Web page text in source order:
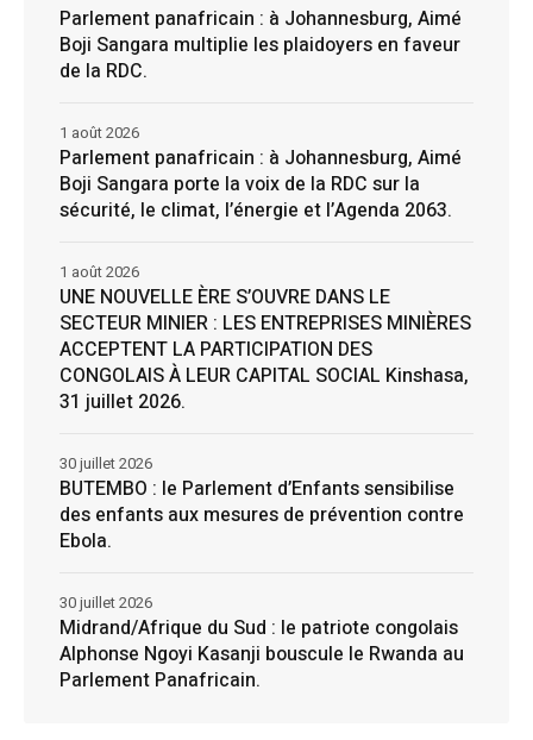
Parlement panafricain : à Johannesburg, Aimé
Boji Sangara multiplie les plaidoyers en faveur
de la RDC.
Parlement panafricain : à Johannesburg, Aimé
Boji Sangara porte la voix de la RDC sur la
sécurité, le climat, l’énergie et l’Agenda 2063.
1 août 2026
UNE NOUVELLE ÈRE S’OUVRE DANS LE
SECTEUR MINIER : LES ENTREPRISES MINIÈRES
ACCEPTENT LA PARTICIPATION DES
CONGOLAIS À LEUR CAPITAL SOCIAL Kinshasa,
31 juillet 2026.
1 août 2026
BUTEMBO : le Parlement d’Enfants sensibilise
des enfants aux mesures de prévention contre
Ebola.
30 juillet 2026
Midrand/Afrique du Sud : le patriote congolais
Alphonse Ngoyi Kasanji bouscule le Rwanda au
Parlement Panafricain.
30 juillet 2026